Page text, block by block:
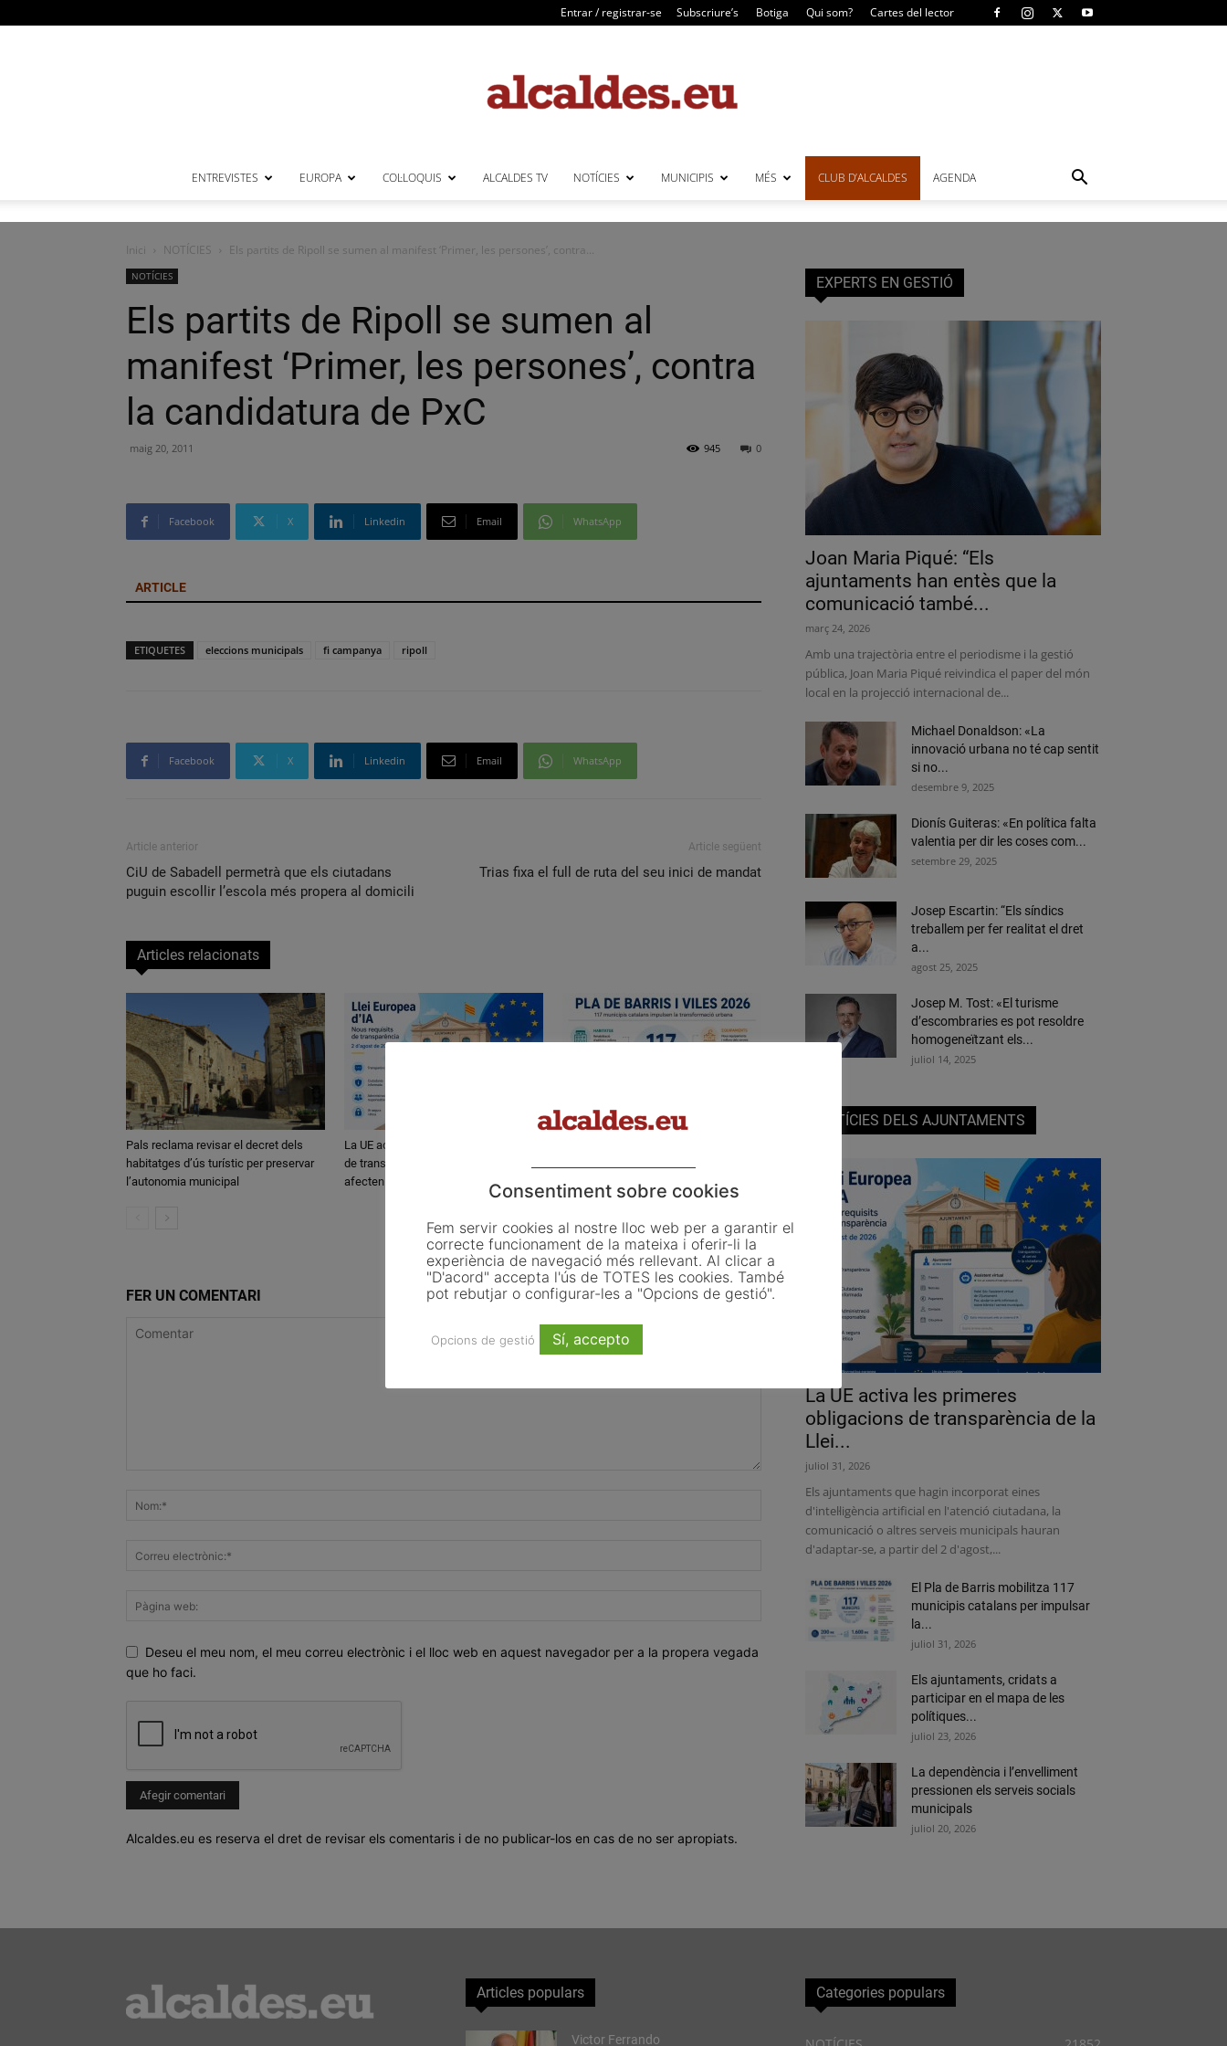
Entrar / registrar-se Subscriure’s Botiga Qui som? Cartes del lector
ENTREVISTES EUROPA COL·LOQUIS ALCALDES TV NOTÍCIES MUNICIPIS MÉS CLUB D’ALCALDES AGENDA
Inici NOTÍCIES Els partits de Ripoll se sumen al manifest ‘Primer, les persones’, contra...
NOTÍCIES
Els partits de Ripoll se sumen al
manifest ‘Primer, les persones’, contra
la candidatura de PxC
maig 20, 2011 0
945
Facebook X Linkedin Email WhatsApp
ARTICLE
ETIQUETES eleccions municipals fi campanya ripoll
Facebook X Linkedin Email WhatsApp
Article anterior
CiU de Sabadell permetrà que els ciutadans
puguin escollir l’escola més propera al domicili
Article següent
Trias fixa el full de ruta del seu inici de mandat
Articles relacionats
Pals reclama revisar el decret dels
habitatges d’ús turístic per preservar
l’autonomia municipal
La UE activa les primeres obligacions
de transparència de la Llei d’IA que
afecten els ajuntaments
regeneració urbana
FER UN COMENTARI
Deseu el meu nom, el meu correu electrònic i el lloc web en aquest navegador per a la propera vegada
que ho faci.
Alcaldes.eu es reserva el dret de revisar els comentaris i de no publicar-los en cas de no ser apropiats.
EXPERTS EN GESTIÓ
Joan Maria Piqué: “Els
ajuntaments han entès que la
comunicació també...
març 24, 2026
Amb una trajectòria entre el periodisme i la gestió
pública, Joan Maria Piqué reivindica el paper del món
local en la projecció internacional de...
Michael Donaldson: «La
innovació urbana no té cap sentit
si no...
desembre 9, 2025
Dionís Guiteras: «En política falta
valentia per dir les coses com...
setembre 29, 2025
Josep Escartin: “Els síndics
treballem per fer realitat el dret
a...
agost 25, 2025
Josep M. Tost: «El turisme
d’escombraries es pot resoldre
homogeneïtzant els...
juliol 14, 2025
NOTÍCIES DELS AJUNTAMENTS
La UE activa les primeres
obligacions de transparència de la
Llei...
juliol 31, 2026
Els ajuntaments que hagin incorporat eines
d'intel·ligència artificial en l'atenció ciutadana, la
comunicació o altres serveis municipals hauran
d'adaptar-se, a partir del 2 d'agost,...
El Pla de Barris mobilitza 117
municipis catalans per impulsar
la...
juliol 31, 2026
Els ajuntaments, cridats a
participar en el mapa de les
polítiques...
juliol 23, 2026
La dependència i l’envelliment
pressionen els serveis socials
municipals
juliol 20, 2026
Articles populars
Victor Ferrando
Categories populars
Consentiment sobre cookies
Fem servir cookies al nostre lloc web per a garantir el
correcte funcionament de la mateixa i oferir-li la
experiència de navegació més rellevant. Al clicar a
"D'acord" accepta l'ús de TOTES les cookies. També
pot rebutjar o configurar-les a "Opcions de gestió".
Opcions de gestió Sí, accepto